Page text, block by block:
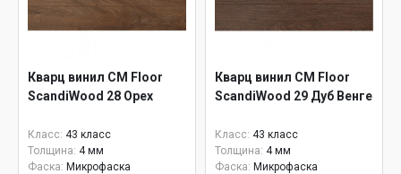
Кварц винил CM Floor
ScandiWood 28 Орех
Класс: 43 класс
Толщина: 4 мм
Фаска: Микрофаска
Кварц винил CM Floor
ScandiWood 29 Дуб Венге
Класс: 43 класс
Толщина: 4 мм
Фаска: Микрофаска